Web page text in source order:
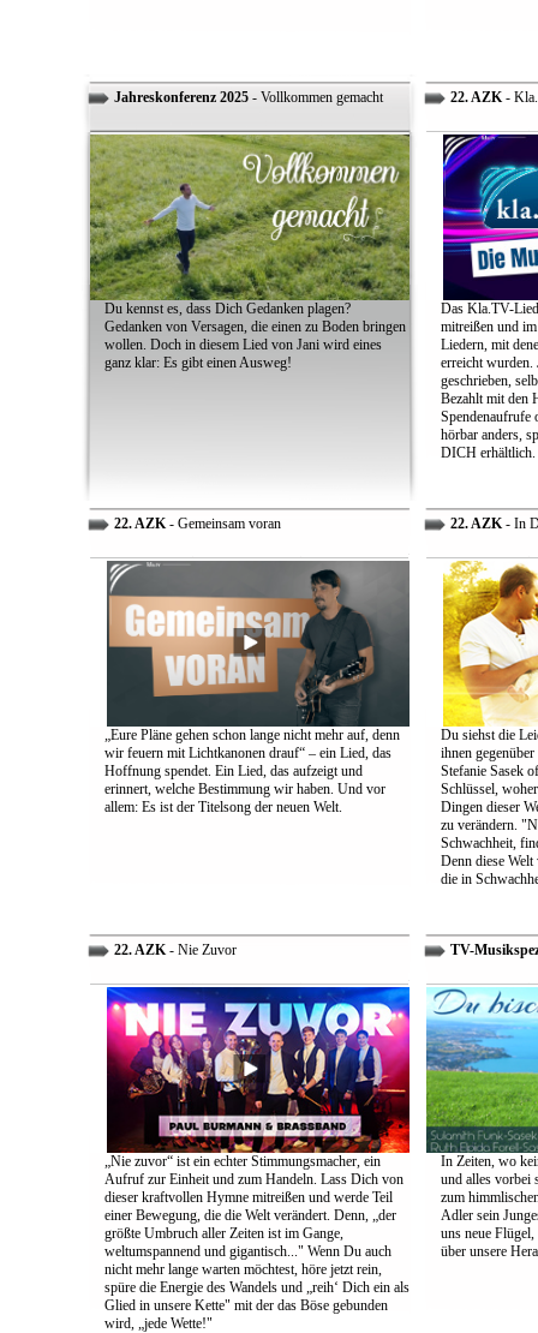
Jahreskonferenz 2025- Vollkommen gemacht
Du kennst es, dass Dich Gedanken plagen?
Gedanken von Versagen, die einen zu Boden bringen
wollen. Doch in diesem Lied von Jani wird eines
ganz klar: Es gibt einen Ausweg!
22. AZK-
Das Kla.TV-
mitreißen und
Liedern, mit
erreicht wurden.
geschrieben,
Bezahlt mit den
Spendenaufrufe
hörbar anders,
DICH erhältlich.
22. AZK- Gemeinsam voran
„Eure Pläne gehen schon lange nicht mehr auf, denn
wir feuern mit Lichtkanonen drauf“ – ein Lied, das
Hoffnung spendet. Ein Lied, das aufzeigt und
erinnert, welche Bestimmung wir haben. Und vor
allem: Es ist der Titelsong der neuen Welt.
22. AZK- In
Du siehst die
ihnen
Stefanie Sasek
Schlüssel,
Dingen dieser
zu verändern.
Schwachheit,
Denn diese Welt
die in
22. AZK- Nie Zuvor
„Nie zuvor“ ist ein echter Stimmungsmacher, ein
Aufruf zur Einheit und zum Handeln. Lass Dich von
dieser kraftvollen Hymne mitreißen und werde Teil
einer Bewegung, die die Welt verändert. Denn, „der
größte Umbruch aller Zeiten ist im Gange,
weltumspannend und gigantisch..." Wenn Du auch
nicht mehr lange warten möchtest, höre jetzt rein,
spüre die Energie des Wandels und „reih‘ Dich ein als
Glied in unsere Kette" mit der das Böse gebunden
wird, „jede Wette!"
TV-
In Zeiten, wo
und alles vorbei
zum
Adler sein
uns neue
über unsere